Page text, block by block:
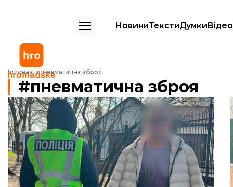
НовиниТекстиДумкиВідео
Головна пневматична зброя
пневматична зброя